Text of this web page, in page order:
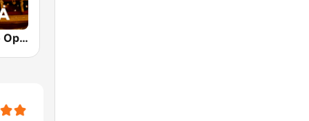
Klassik Radio Opera